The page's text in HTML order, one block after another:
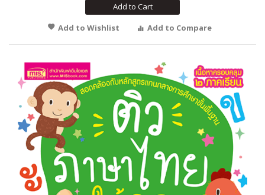
Add to Cart
Add to Wishlist
Add to Compare